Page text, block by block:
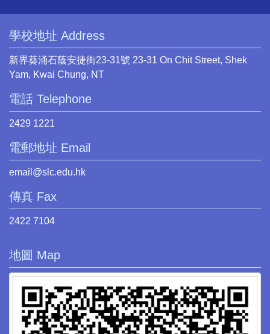
學校地址 Address
新界葵涌石蔭安捷街23-31號 23-31 On Chit Street, Shek
Yam, Kwai Chung, NT
電話 Telephone
2429 1221
電郵地址 Email
email@slc.edu.hk
傳真 Fax
2422 7104
地圖 Map